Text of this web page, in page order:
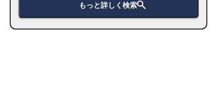
もっと詳しく検索